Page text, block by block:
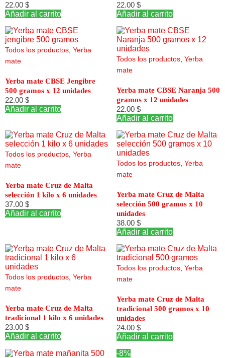
22.00 $
Añadir al carrito
22.00 $
Añadir al carrito
Todos los productos Yerba
mate
Yerba mate CBSE Jengibre
500 gramos x 12 unidades
22.00 $
Añadir al carrito
Todos los productos, Yerba
mate
Yerba mate CBSE Naranja 500
gramos x 12 unidades
22.00 $
Añadir al carrito
Todos los productos Yerba
mate
Yerba mate Cruz de Malta
selección 1 kilo x 6 unidades
37.00 $
Añadir al carrito
Todos los productos, Yerba
mate
Yerba mate Cruz de Malta
selección 500 gramos x 10
unidades
38.00 $
Añadir al carrito
Todos los productos Yerba
mate
Yerba mate Cruz de Malta
tradicional 1 kilo x 6 unidades
23.00 $
Añadir al carrito
Todos los productos, Yerba
mate
Yerba mate Cruz de Malta
tradicional 500 gramos x 10
unidades
24.00 $
Añadir al carrito
-8%